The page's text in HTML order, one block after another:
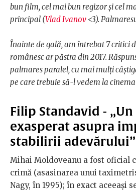
bun film, cel mai bun regizor și cel
principal (Vlad Ivanov <3).
Înainte de gală, am întrebat 7 critici
românesc ar păstra din 2017.
palmares paralel, cu mai mulți
pe care trebuie să-l vedem la
Filip Standavid - „Un
exasperat asupra
stabilirii adevărului”
Mihai Moldoveanu a fost oficial
crimă (asasinarea unui
Nagy, în 1995); în exact aceeași